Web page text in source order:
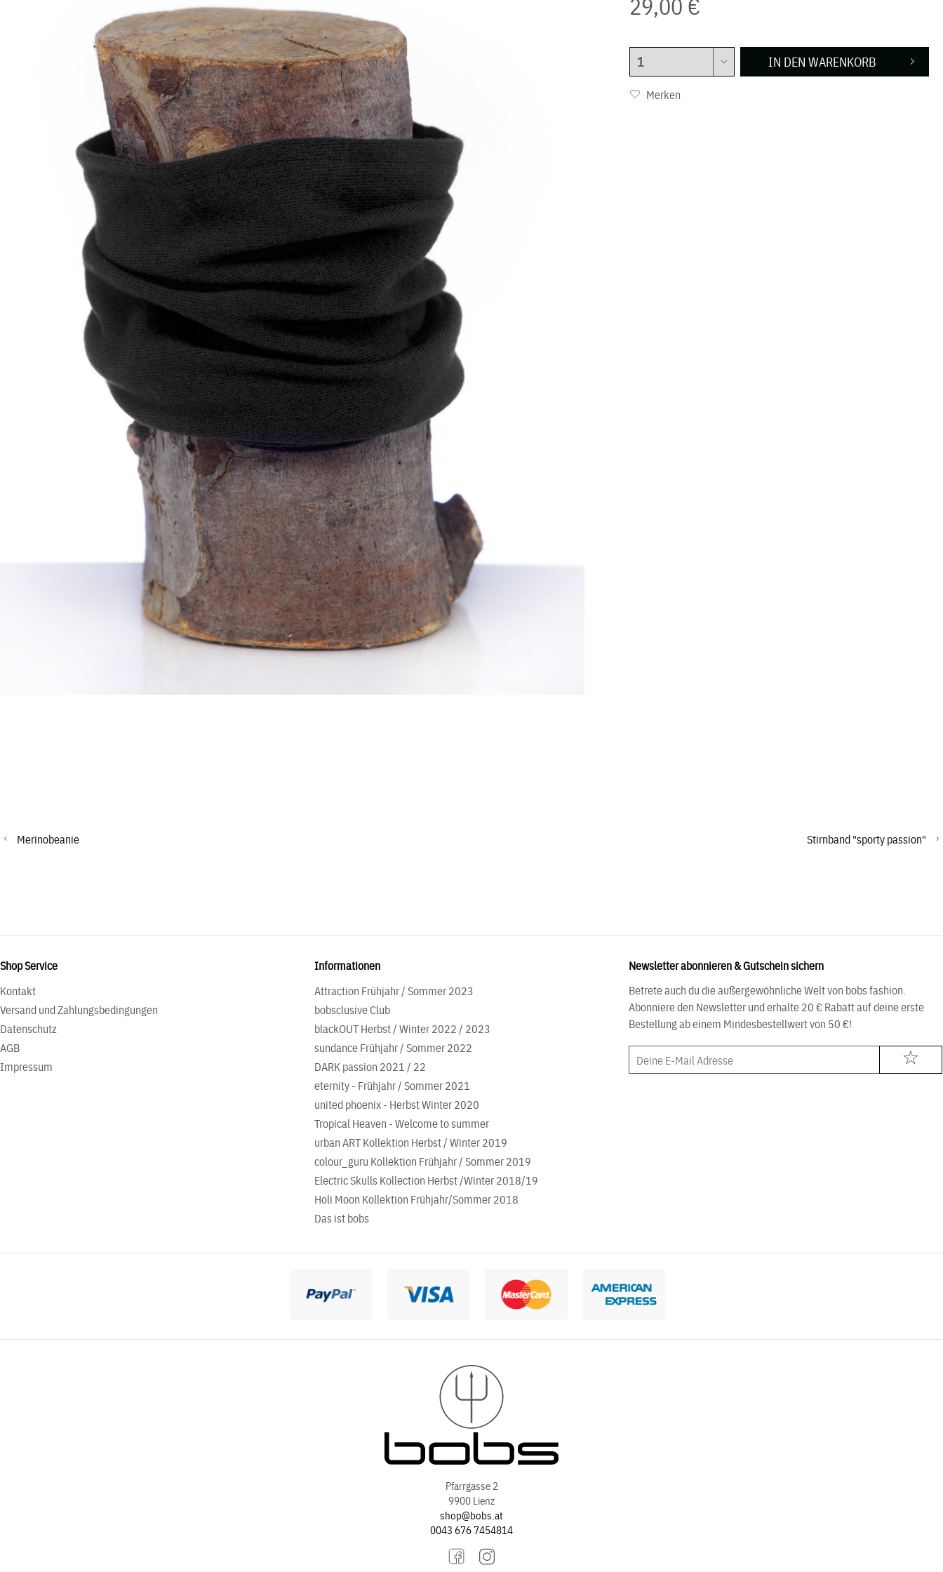
IN DEN WARENKORB
Merken
Merinobeanie Stirnband "sporty passion"
Shop Service
Kontakt
Versand und Zahlungsbedingungen
Datenschutz
AGB
Impressum
Informationen
Attraction Frühjahr / Sommer 2023
bobsclusive Club
blackOUT Herbst / Winter 2022 / 2023
sundance Frühjahr / Sommer 2022
DARK passion 2021 / 22
eternity - Frühjahr / Sommer 2021
united phoenix - Herbst Winter 2020
Tropical Heaven - Welcome to summer
urban ART Kollektion Herbst / Winter 2019
colour_guru Kollektion Frühjahr / Sommer 2019
Electric Skulls Kollection Herbst /Winter 2018/19
Holi Moon Kollektion Frühjahr/Sommer 2018
Das ist bobs
Newsletter abonnieren & Gutschein sichern
Betrete auch du die außergewöhnliche Welt von bobs fashion.
Abonniere den Newsletter und erhalte 20 € Rabatt auf deine erste
Bestellung ab einem Mindesbestellwert von 50 €!
Pfarrgasse 2
9900 Lienz
shop@bobs.at
0043 676 7454814